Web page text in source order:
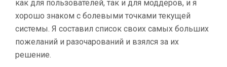
как для пользователей, так и для моддеров, и я
хорошо знаком с болевыми точками текущей
системы. Я составил список своих самых больших
пожеланий и разочарований и взялся за их
решение.